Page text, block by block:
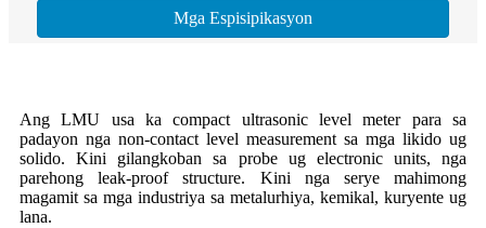
Mga Espisipikasyon
Ang LMU usa ka compact ultrasonic level meter para sa
padayon nga non-contact level measurement sa mga likido ug
solido. Kini gilangkoban sa probe ug electronic units, nga
parehong leak-proof structure. Kini nga serye mahimong
magamit sa mga industriya sa metalurhiya, kemikal, kuryente ug
lana.